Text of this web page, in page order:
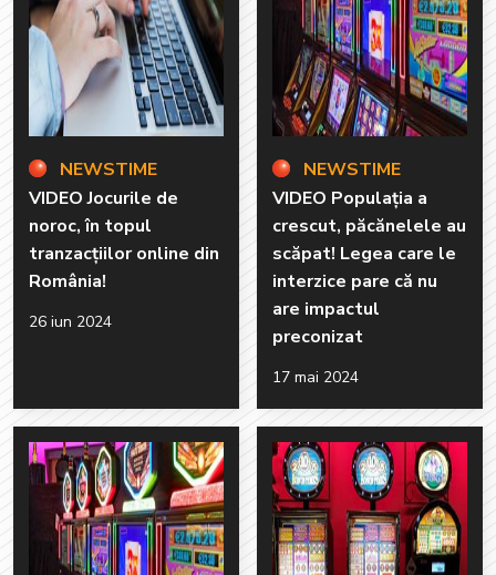
NEWSTIME
VIDEO Jocurile de
noroc, în topul
tranzacțiilor online din
România!
26 iun 2024
NEWSTIME
VIDEO Populația a
crescut, păcănelele au
scăpat! Legea care le
interzice pare că nu
are impactul
preconizat
17 mai 2024